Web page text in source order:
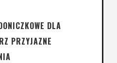
DLA
PRZYJAZNE